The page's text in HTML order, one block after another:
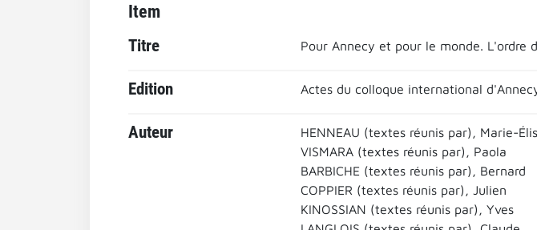
Item
Titre Pour Annecy et pour le monde. L'ordre
Edition Actes du colloque international
Auteur
HENNEAU (textes réunis par), Marie-
VISMARA (textes réunis par), Paola
BARBICHE (textes réunis par), Bernard
COPPIER (textes réunis par), Julien
KINOSSIAN (textes réunis par), Yves